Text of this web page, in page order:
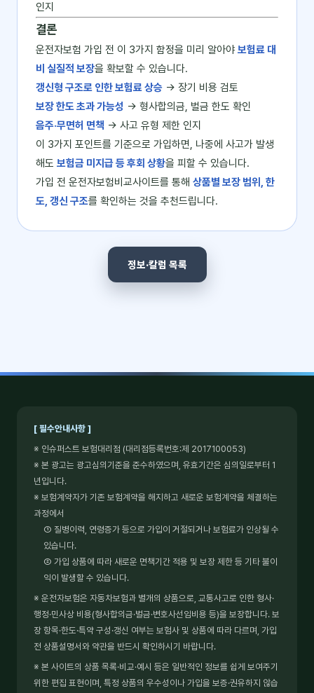
인지
결론
운전자보험 가입 전 이 3가지 함정을 미리 알아야 보험료 대
비 실질적 보장을 확보할 수 있습니다.
갱신형 구조로 인한 보험료 상승 → 장기 비용 검토
보장 한도 초과 가능성 → 형사합의금, 벌금 한도 확인
음주·무면허 면책 → 사고 유형 제한 인지
이 3가지 포인트를 기준으로 가입하면, 나중에 사고가 발생
해도 보험금 미지급 등 후회 상황을 피할 수 있습니다.
가입 전 운전자보험비교사이트를 통해 상품별 보장 범위, 한
도, 갱신 구조를 확인하는 것을 추천드립니다.
정보·칼럼 목록
[ 필수안내사항 ]
※ 인슈퍼스트 보험대리점 (대리점등록번호:제 2017100053)
※ 본 광고는 광고심의기준을 준수하였으며, 유효기간은 심의일로부터 1
년입니다.
※ 보험계약자가 기존 보험계약을 해지하고 새로운 보험계약을 체결하는
과정에서
① 질병이력, 연령증가 등으로 가입이 거절되거나 보험료가 인상될 수
있습니다.
② 가입 상품에 따라 새로운 면책기간 적용 및 보장 제한 등 기타 불이
익이 발생할 수 있습니다.
※ 운전자보험은 자동차보험과 별개의 상품으로, 교통사고로 인한 형사·
행정·민사상 비용(형사합의금·벌금·변호사선임비용 등)을 보장합니다. 보
장 항목·한도·특약 구성·갱신 여부는 보험사 및 상품에 따라 다르며, 가입
전 상품설명서와 약관을 반드시 확인하시기 바랍니다.
※ 본 사이트의 상품 목록·비교·예시 등은 일반적인 정보를 쉽게 보여주기
위한 편집 표현이며, 특정 상품의 우수성이나 가입을 보증·권유하지 않습